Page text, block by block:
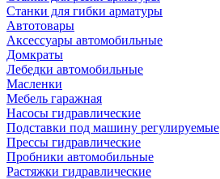
Станки для гибки арматуры
Автотовары
Аксессуары автомобильные
Домкраты
Лебедки автомобильные
Масленки
Мебель гаражная
Насосы гидравлические
Подставки под машину регулируемые
Прессы гидравлические
Пробники автомобильные
Растяжки гидравлические